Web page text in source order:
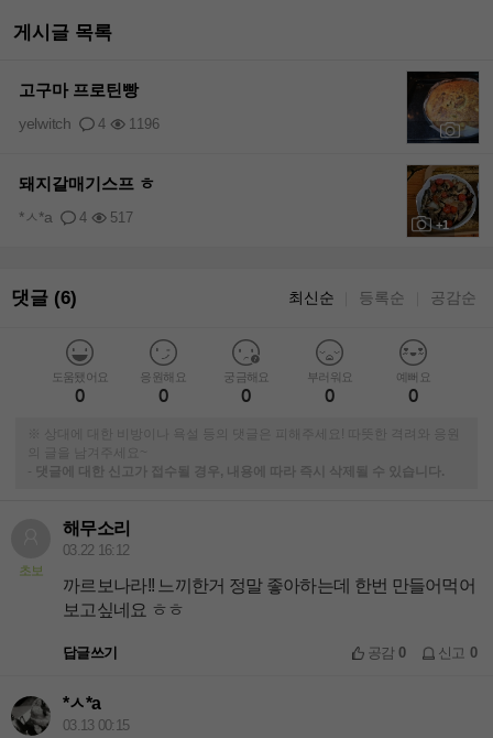
게시글 목록
고구마 프로틴빵
4 1196
yelwitch
+1
돼지갈매기스프 ㅎ
4 517
*ㅅ*a
댓글 (6) 최신순 등록순 공감순
도움됐어요
0
응원해요
0
궁금해요
0
부러워요
0
예뻐요
0
※ 상대에 대한 비방이나 욕설 등의 댓글은 피해주세요! 따뜻한 격려와 응원
-
댓글에 대한 신고가 접수될 경우, 내용에 따라 즉시 삭제될 수 있습니다.
초보
해무소리
03.22 16:12
까르보나라!! 느끼한거 정말 좋아하는데 한번 만들어먹어
보고싶네요 ㅎㅎ
답글쓰기 공감0 신고 0
*ㅅ*a
03.13 00:15